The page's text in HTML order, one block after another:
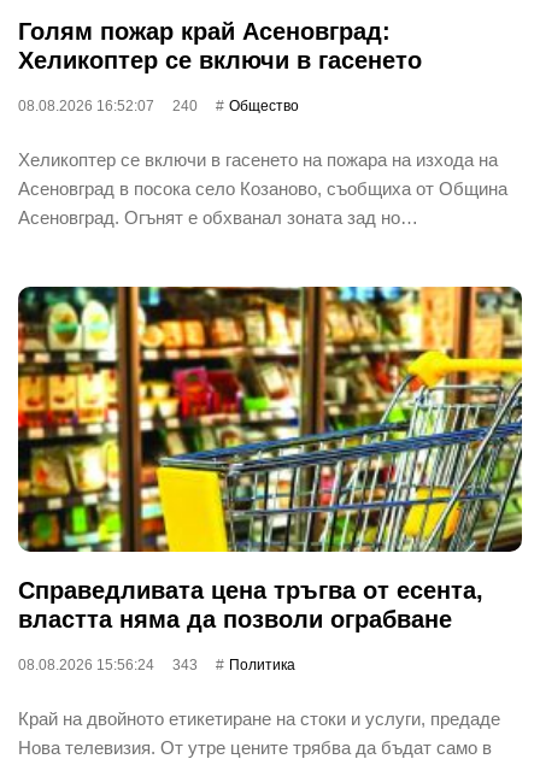
Голям пожар край Асеновград:
Хеликоптер се включи в гасенето
08.08.2026 16:52:07 240 Общество
Хеликоптер се включи в гасенето на пожара на изхода на
Асеновград в посока село Козаново, съобщиха от Община
Асеновград. Огънят е обхванал зоната зад но…
Справедливата цена тръгва от есента,
властта няма да позволи ограбване
08.08.2026 15:56:24 343 Политика
Край на двойното етикетиране на стоки и услуги, предаде
Нова телевизия. От утре цените трябва да бъдат само в